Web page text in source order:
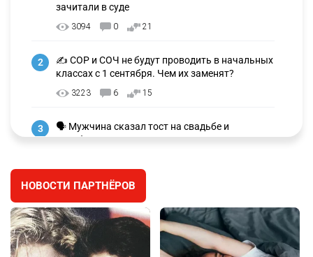
зачитали в суде
3094 0 21
2
✍️ СОР и СОЧ не будут проводить в начальных
классах с 1 сентября. Чем их заменят?
3223 6 15
3
🗣 Мужчина сказал тост на свадьбе и
заработал уголовное дело
⚠️ Доброе утро, друзья! Предлагаем обзор
главных новостей за 4 августа
2749 0 1
НОВОСТИ ПАРТНЁРОВ